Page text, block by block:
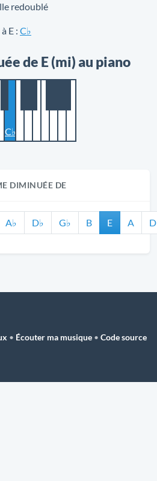
redoublé
E : C♭
de E (mi) au piano
C♭
DIMINUÉE DE
A♭ D♭ G♭ B E A D
• Écouter ma musique • Code source